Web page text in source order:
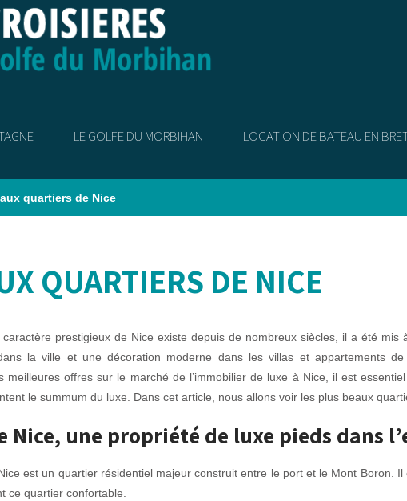
LE GOLFE DU MORBIHAN LOCATION DE BATEAU EN
quartiers de Nice
QUARTIERS DE NICE
caractère prestigieux de Nice existe depuis de nombreux siècles, il a été mis
la ville et une décoration moderne dans les villas et appartements
meilleures offres sur le marché de l’immobilier de luxe à Nice, il est
le summum du luxe. Dans cet article, nous allons voir les plus beaux
Nice, une propriété de luxe pieds dans
est un quartier résidentiel majeur construit entre le port et le Mont Boron.
ce quartier confortable.